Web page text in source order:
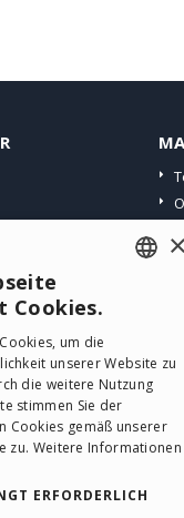
GERMAN
SPANISH
PORTUGUESE
×
Cookies.
um die
unserer Website zu
die weitere Nutzung
stimmen Sie der
Cookies gemäß unserer
zu. Weitere Informationen
ERFORDERLICH